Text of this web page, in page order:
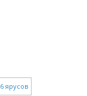
6 ярусов